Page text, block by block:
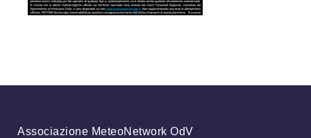
Associazione MeteoNetwork OdV